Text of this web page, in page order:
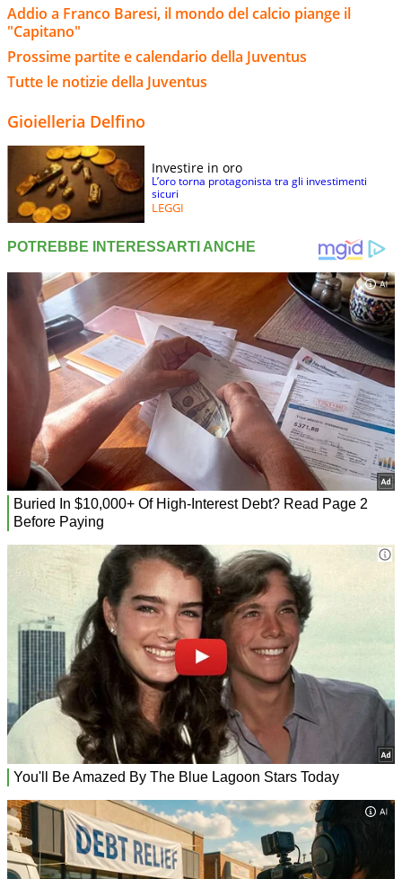
Addio a Franco Baresi, il mondo del calcio piange il
"Capitano"
Prossime partite e calendario della Juventus
Tutte le notizie della Juventus
Gioielleria Delfino
Investire in oro
L’oro torna protagonista tra gli investimenti
sicuri
LEGGI